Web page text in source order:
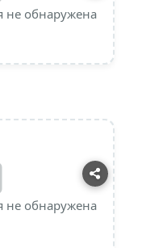
не обнаружена
не обнаружена